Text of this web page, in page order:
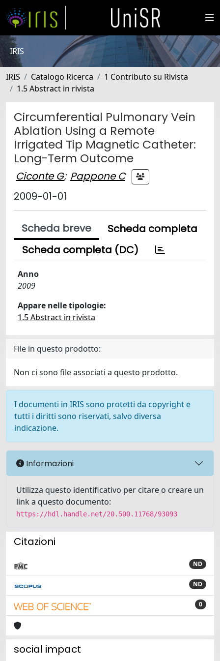
IRIS
IRIS Catalogo Ricerca
1 Contributo su Rivista
1.5 Abstract in rivista
Circumferential Pulmonary Vein
Ablation Using a Remote
Irrigated Tip Magnetic Catheter:
Long-Term Outcome
Ciconte G; Pappone C
2009-01-01
Scheda breve
Scheda completa
Scheda completa (DC)
Anno
2009
Appare nelle tipologie:
1.5 Abstract in rivista
File in questo prodotto:
Non ci sono file associati a questo prodotto.
I documenti in IRIS sono protetti da copyright e
tutti i diritti sono riservati, salvo diversa
indicazione.
Informazioni
Utilizza questo identificativo per citare o creare un
link a questo documento:
https://hdl.handle.net/20.500.11768/93093
Citazioni
ND
ND
0
social impact